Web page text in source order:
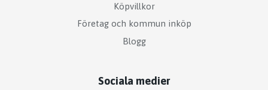
Köpvillkor
Företag och kommun inköp
Blogg
Sociala medier